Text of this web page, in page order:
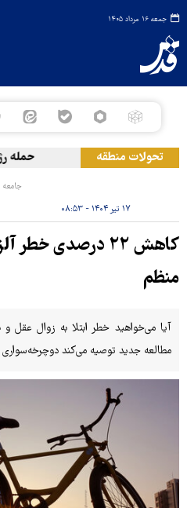
جمعه ۱۶ مرداد ۱۴۰۵
تحولات منطقه حمله
جامعه
۱۷ تیر ۱۴۰۴ - ۰۸:۵۳
کاهش ۲۲ درصدی
منظم
آیا می‌خواهید خطر ابتلا به زوال عقل
مطالعه جدید توصیه می‌کند دوچرخه‌سواری